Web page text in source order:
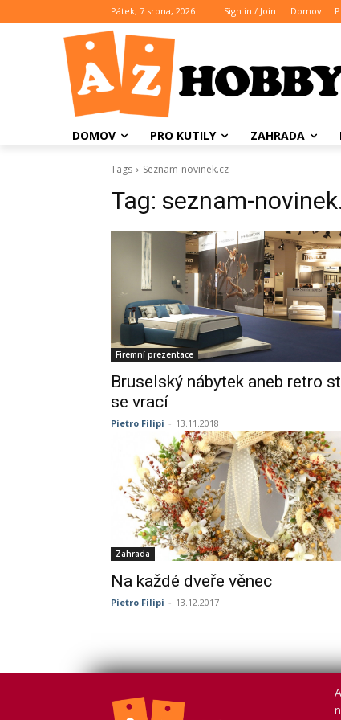
Pátek, 7 srpna, 2026 Sign in / Join Domov
DOMOV PRO KUTILY ZAHRADA
Tags Seznam-novinek.cz
Tag: seznam-
Firemní prezentace
Bruselský nábytek aneb retro
se vrací
Pietro Filipi - 13.11.2018
Zahrada
Na každé dveře věnec
Pietro Filipi - 13.12.2017